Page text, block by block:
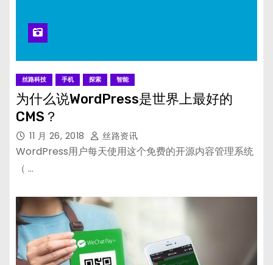
丝路科技 手机 探索 智能
为什么说WordPress是世界上最好的
CMS？
11 月 26, 2018 丝路资讯
WordPress用户每天使用这个免费的开源内容管理系统
（ …